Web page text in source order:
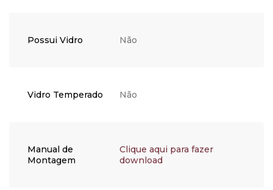
Possui Vidro Não
Vidro Temperado Não
Manual de
Montagem
Clique aqui para fazer
download